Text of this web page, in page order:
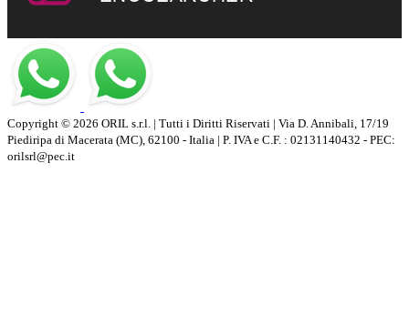
Copyright © 2026 ORIL s.r.l. | Tutti i Diritti Riservati | Via D. Annibali, 17/19
Piediripa di Macerata (MC), 62100 - Italia | P. IVA e C.F. : 02131140432 - PEC:
orilsrl@pec.it